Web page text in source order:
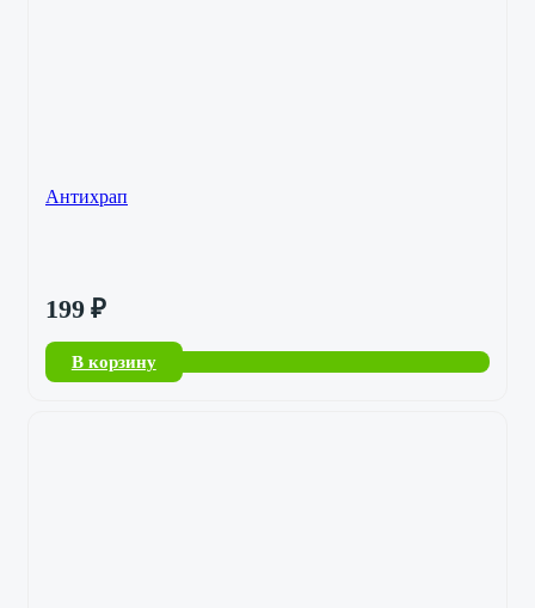
Антихрап
199 ₽
В корзину